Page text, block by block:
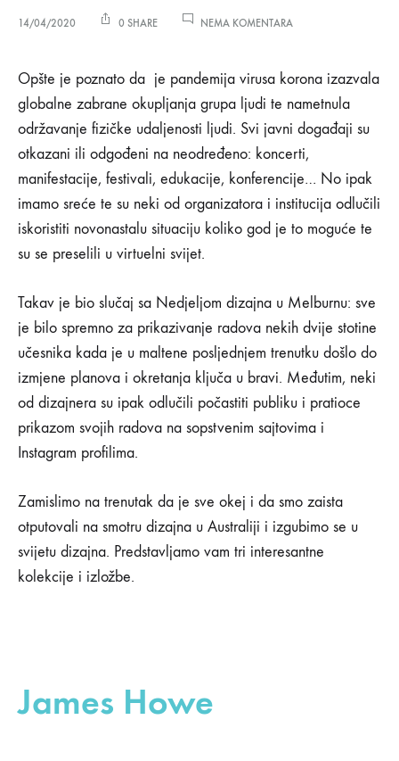
14/04/2020 0 SHARE NEMA KOMENTARANA
VIDJETI
NA
OVOGODIŠNJOJ
NEDJELJI
DIZAJNA
MELBURNU
DA
ODRŽALA?
Šta
bismo
mogli
vidjeti
na
ovogodišnjoj
Nedjelji
dizajna
u
Melburnu
da
se
održala?
NEMA
Opšte je poznato da je pandemija virusa korona izazvala
globalne zabrane okupljanja grupa ljudi te nametnula
održavanje fizičke udaljenosti ljudi. Svi javni događaji su
otkazani ili odgođeni na neodređeno: koncerti,
manifestacije, festivali, edukacije, konferencije… No ipak
imamo sreće te su neki od organizatora i institucija odlučili
iskoristiti novonastalu situaciju koliko god je to moguće te
su se preselili u virtuelni svijet.
Takav je bio slučaj sa Nedjeljom dizajna u Melburnu: sve
je bilo spremno za prikazivanje radova nekih dvije stotine
učesnika kada je u maltene posljednjem trenutku došlo do
izmjene planova i okretanja ključa u bravi. Međutim, neki
od dizajnera su ipak odlučili počastiti publiku i pratioce
prikazom svojih radova na sopstvenim sajtovima i
Instagram profilima.
Zamislimo na trenutak da je sve okej i da smo zaista
otputovali na smotru dizajna u Australiji i izgubimo se u
svijetu dizajna. Predstavljamo vam tri interesantne
kolekcije i izložbe.
James Howe